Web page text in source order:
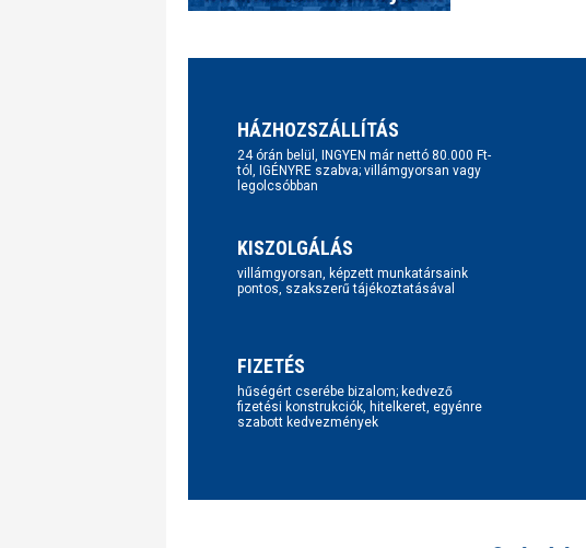
HÁZHOZSZÁLLÍTÁS
24 órán belül, INGYEN már nettó 80.000 Ft-
tól, IGÉNYRE szabva; villámgyorsan vagy
legolcsóbban
KISZOLGÁLÁS
villámgyorsan, képzett munkatársaink
pontos, szakszerű tájékoztatásával
FIZETÉS
hűségért cserébe bizalom; kedvező
fizetési konstrukciók, hitelkeret, egyénre
szabott kedvezmények